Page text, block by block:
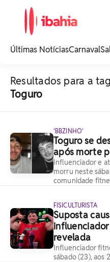
noticias e
Últimas NotíciasCarnaval
Resultados para a
Toguro
'BBZINHO'
Toguro se
após morte
Influenciador e
morru neste
comunidade
FISICULTURISTA
Suposta
revelada
Influenciador
sábado (23), aos